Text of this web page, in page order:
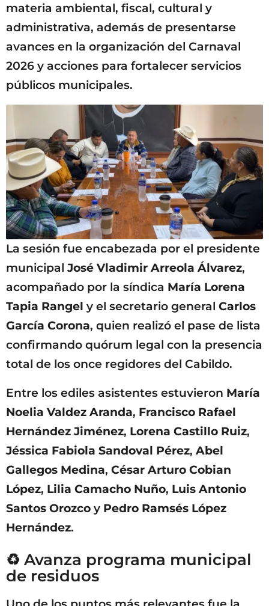
materia ambiental, fiscal, cultural y
administrativa, además de presentarse
avances en la organización del Carnaval
2026 y acciones para fortalecer servicios
públicos municipales.
La sesión fue encabezada por el presidente
municipal José Vladimir Arreola Álvarez,
acompañado por la síndica María Lorena
Tapia Rangel y el secretario general Carlos
García Corona, quien realizó el pase de lista
confirmando quórum legal con la presencia
total de los once regidores del Cabildo.
Entre los ediles asistentes estuvieron María
Noelia Valdez Aranda, Francisco Rafael
Hernández Jiménez, Lorena Castillo Ruiz,
Jéssica Fabiola Sandoval Pérez, Abel
Gallegos Medina, César Arturo Cobian
López, Lilia Camacho Nuño, Luis Antonio
Santos Orozco y Pedro Ramsés López
Hernández.
♻️ Avanza programa municipal
de residuos